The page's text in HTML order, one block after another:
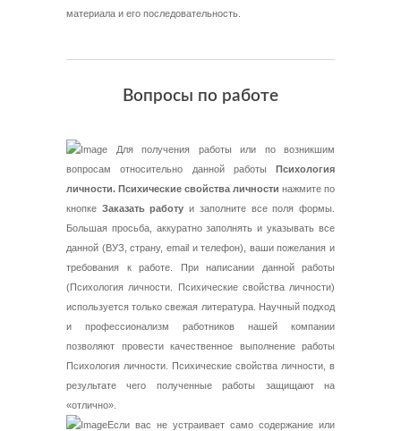
материала и его последовательность.
Вопросы по работе
Для получения работы или по возникшим
вопросам относительно данной работы Психология
личности. Психические свойства личности нажмите по
кнопке Заказать работу и заполните все поля формы.
Большая просьба, аккуратно заполнять и указывать все
данной (ВУЗ, страну, email и телефон), ваши пожелания и
требования к работе. При написании данной работы
(Психология личности. Психические свойства личности)
используется только свежая литература. Научный подход
и профессионализм работников нашей компании
позволяют провести качественное выполнение работы
Психология личности. Психические свойства личности, в
результате чего полученные работы защищают на
«отлично».
Если вас не устраивает само содержание или